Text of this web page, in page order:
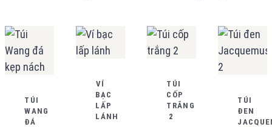
TÚI
WANG
ĐÁ
VÍ
BẠC
LẤP
LÁNH
TÚI
CỐP
TRẮNG
2
TÚI
ĐEN